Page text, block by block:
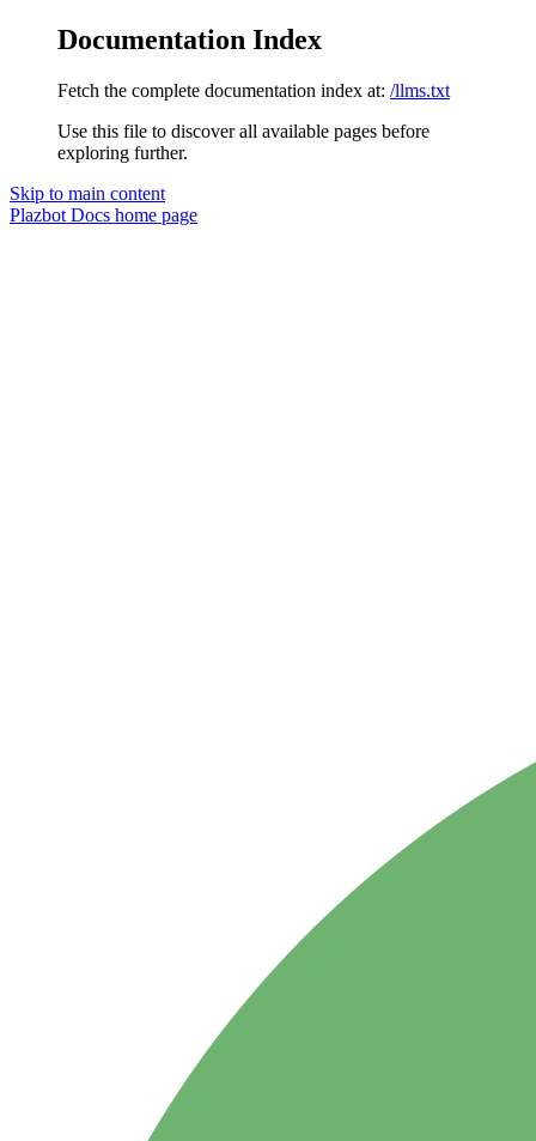
Documentation Index
Fetch the complete documentation index at: /llms.txt
Use this file to discover all available pages before
exploring further.
Skip to main content
Plazbot Docs home page